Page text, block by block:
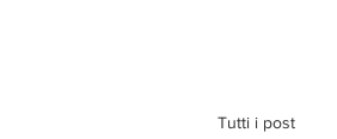
Tutti i post